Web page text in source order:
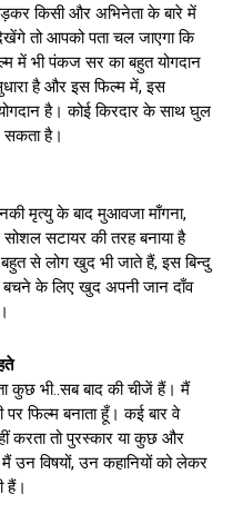
किसी और अभिनेता के बारे में
तो आपको पता चल जाएगा कि
में भी पंकज सर का बहुत योगदान
है और इस फिल्म में, इस
है। कोई किरदार के साथ घुल
सकता है।
मृत्यु के बाद मुआवजा माँगना,
सटायर की तरह बनाया है
बहुत से लोग खुद भी जाते हैं, इस बिन्दु
बचने के लिए खुद अपनी जान दाँव
कुछ भी..सब बाद की चीजें हैं। मैं
पर फिल्म बनाता हूँ। कई बार वे
करता तो पुरस्कार या कुछ और
उन विषयों, उन कहानियों को लेकर
हैं।